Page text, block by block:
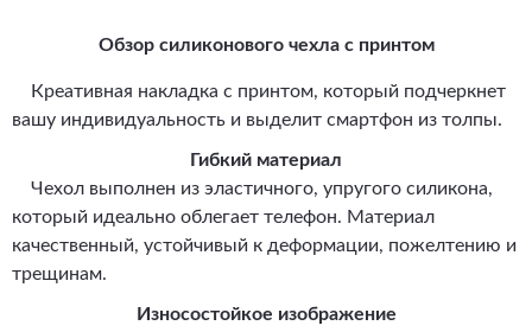
Обзор силиконового чехла с принтом
Креативная накладка с принтом, который подчеркнет
вашу индивидуальность и выделит смартфон из толпы.
Гибкий материал
Чехол выполнен из эластичного, упругого силикона,
который идеально облегает телефон. Материал
качественный, устойчивый к деформации, пожелтению и
трещинам.
Износостойкое изображение